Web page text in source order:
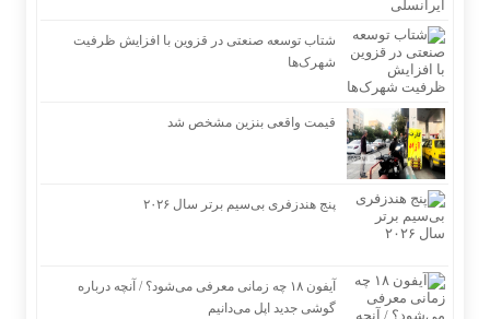
شتاب توسعه صنعتی در قزوین با افزایش ظرفیت
شهرک‌ها
قیمت واقعی بنزین مشخص شد
پنج هندزفری بی‌سیم برتر سال ۲۰۲۶
آیفون ۱۸ چه زمانی معرفی می‌شود؟ / آنچه درباره
گوشی جدید اپل می‌دانیم